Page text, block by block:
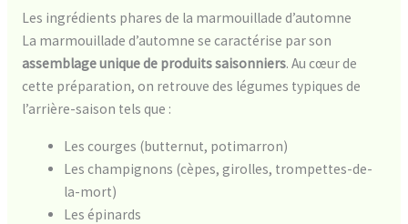
Les ingrédients phares de la marmouillade d’automne
La marmouillade d’automne se caractérise par son
assemblage unique de produits saisonniers. Au cœur de
cette préparation, on retrouve des légumes typiques de
l’arrière-saison tels que :
Les courges (butternut, potimarron)
Les champignons (cèpes, girolles, trompettes-de-
la-mort)
Les épinards